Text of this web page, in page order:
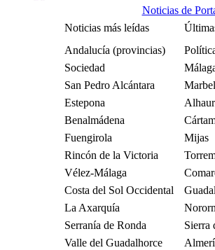
Noticias de
Noticias más leídas
Andalucía (provincias)
Sociedad
San Pedro Alcántara
Estepona
Benalmádena
Fuengirola
Mijas
Rincón de la Victoria
Vélez-Málaga
Costa del Sol Occidental
La Axarquía
Serranía de Ronda
Sierra
Valle del Guadalhorce